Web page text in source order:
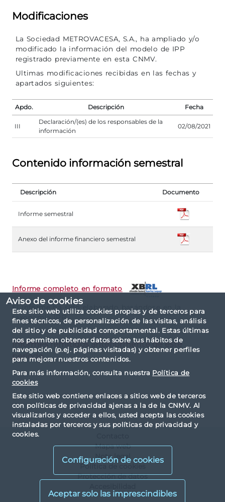
Aviso de cookies
Este sitio web utiliza cookies propias y de terceros para
fines técnicos, de personalización de las visitas, análisis
del sitio y de publicidad comportamental. Estas últimas
nos permiten obtener datos sobre tus hábitos de
navegación (p.ej. páginas visitadas) y obtener perfiles
para mejorar nuestros contenidos.
Para más información, consulta nuestra Política de
cookies
Este sitio web contiene enlaces a sitios web de terceros
con políticas de privacidad ajenas a la de la CNMV. Al
visualizarlos y acceder a ellos, usted acepta las cookies
instaladas por terceros y sus políticas de privacidad y
cookies.
Configuración de cookies
Modificaciones
La Sociedad METROVACESA, S.A., ha ampliado y/o
modificado la información del modelo de IPP
registrado previamente en esta CNMV.
Ultimas modificaciones recibidas en las fechas y
apartados siguientes:
Apdo. Descripción Fecha
III
Declaración/(es) de los responsables de la
información
02/08/2021
Contenido información semestral
Descripción Documento
Informe semestral
Anexo del informe financiero semestral
Informe completo en formato
El informe ha sido elaborado basándose en la
taxonomía IPP.
Informes remitidos anteriormente de este
período
Mapa web
Nota legal
Política de cookies
Protección de datos